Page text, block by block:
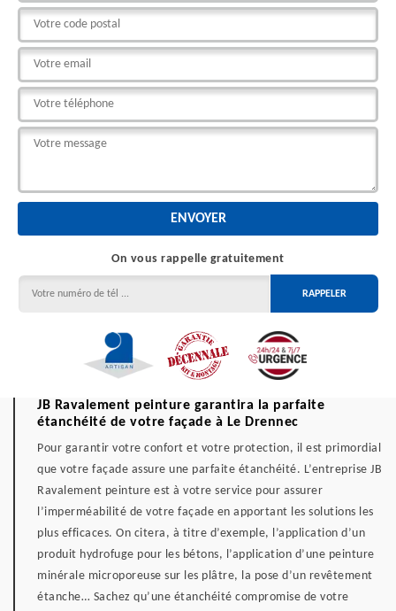
On vous rappelle gratuitement
JB Ravalement peinture garantira la parfaite
étanchéité de votre façade à Le Drennec
Pour garantir votre confort et votre protection, il est primordial
que votre façade assure une parfaite étanchéité. L’entreprise JB
Ravalement peinture est à votre service pour assurer
l’imperméabilité de votre façade en apportant les solutions les
plus efficaces. On citera, à titre d’exemple, l’application d’un
produit hydrofuge pour les bétons, l’application d’une peinture
minérale microporeuse sur les plâtre, la pose d’un revêtement
étanche… Sachez qu’une étanchéité compromise de votre